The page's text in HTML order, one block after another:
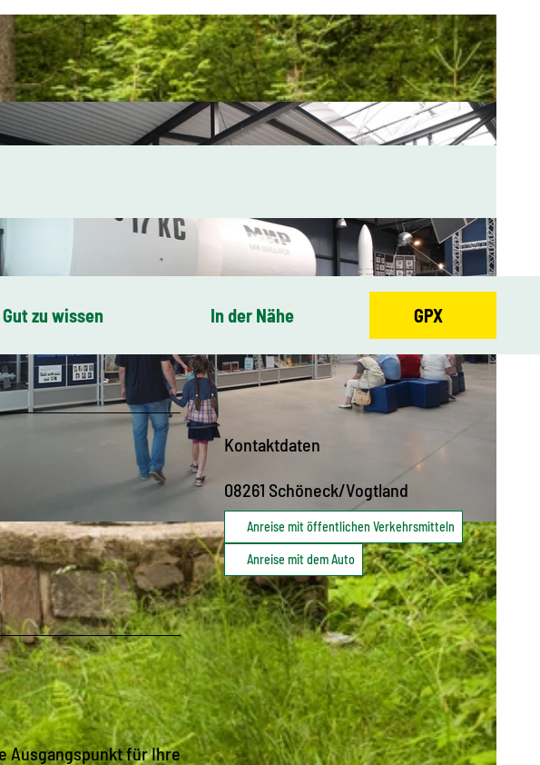
| CC-BY-SA
Gut zu wissen In der Nähe GPX
Ausgangspunkt für Ihre
Kontaktdaten
08261 Schöneck/Vogtland
Anreise mit öffentlichen Verkehrsmitteln
Anreise mit dem Auto